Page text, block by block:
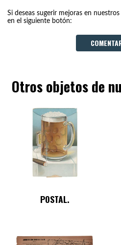
Si deseas sugerir mejoras en
en el siguiente botón:
Otros objetos de
POSTAL.